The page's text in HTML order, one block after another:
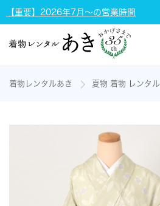
【重要】2026年7月～の営業時間
着物レンタルあき 夏物 着物 レンタル